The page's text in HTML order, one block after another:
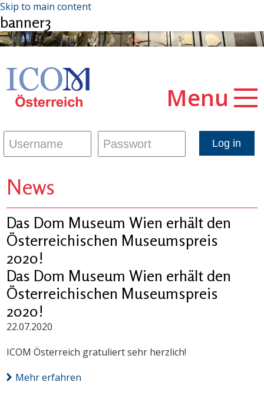
Skip to main content
banner3
Menu
News
Das Dom Museum Wien erhält den
Österreichischen Museumspreis
2020!
Das Dom Museum Wien erhält den
Österreichischen Museumspreis
2020!
22.07.2020
ICOM Österreich gratuliert sehr herzlich!
Mehr erfahren